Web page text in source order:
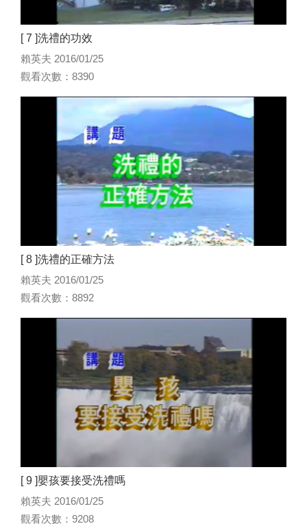
[ 7 ]洗禮的功效
賴英夫 2016/01/25
觀看次數：8390
[ 8 ]洗禮的正確方法
賴英夫 2016/01/25
觀看次數：8892
[ 9 ]嬰孩要接受洗禮嗎
賴英夫 2016/01/25
觀看次數：9208